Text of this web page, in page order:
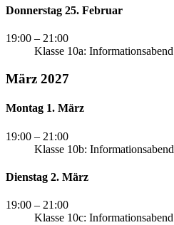
Donnerstag 25. Februar
19:00 – 21:00
Klasse 10a:
März 2027
Montag 1. März
19:00 – 21:00
Klasse 10b:
Dienstag 2. März
19:00 – 21:00
Klasse 10c: